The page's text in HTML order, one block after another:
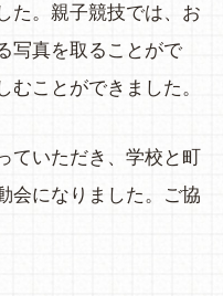
た。親子競技では、お
写真を取ることがで
むことができました。
ていただき、学校と町
会になりました。ご協